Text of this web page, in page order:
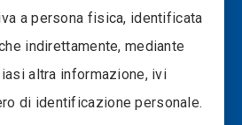
a persona fisica, identificata
indirettamente, mediante
altra informazione, ivi
di identificazione personale.